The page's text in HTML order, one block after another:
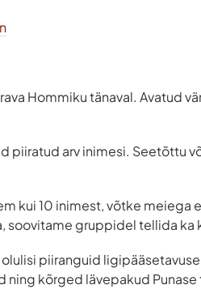
Hommiku tänaval. Avatud
piiratud arv inimesi. Seetõttu
kui 10 inimest, võtke meiega
soovitame gruppidel tellida ka
piiranguid
kõrged lävepakud